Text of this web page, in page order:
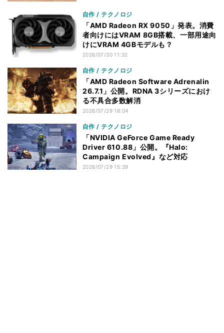
自作 / テクノロジ
「AMD Radeon RX 9050」発表。消費
者向けにはVRAM 8GB搭載、一部用途向
けにVRAM 4GBモデルも？
2026/07/30 11:32
自作 / テクノロジ
「AMD Radeon Software Adrenalin
26.7.1」公開。RDNA 3シリーズにおけ
る不具合多数解消
2026/07/29 16:04
自作 / テクノロジ
「NVIDIA GeForce Game Ready
Driver 610.88」公開。『Halo:
Campaign Evolved』など対応
2026/07/29 15:39